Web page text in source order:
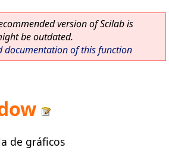
version of Scilab is
be outdated.
documentation of this function
de gráficos